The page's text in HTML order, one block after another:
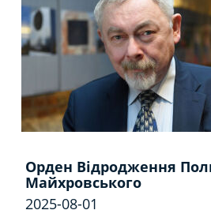
Орден Відродження
Майхровського
2025-08-01